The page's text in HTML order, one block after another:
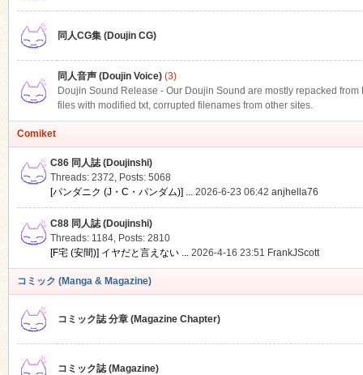
同人CG集 (Doujin CG)
同人音声 (Doujin Voice)(3)
Doujin Sound Release - Our Doujin Sound are mostly repacked
files with modified txt, corrupted filenames from other sites.
Comiket
C86 同人誌 (Doujinshi)
Threads: 2372, Posts: 5068
[パンダニク (J・C・パンダム)] ... 2026-6-23 06:42 anjhella76
C88 同人誌 (Doujinshi)
Threads: 1184, Posts: 2810
[F宅 (安間)] イヤだと言えない ... 2026-4-16 23:51 FrankJScott
コミック (Manga & Magazine)
コミック誌 分章 (Magazine Chapter)
コミック誌 (Magazine)